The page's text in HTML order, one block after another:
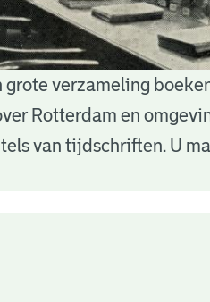
verzameling
Rotterdam en
van tijdschriften. U